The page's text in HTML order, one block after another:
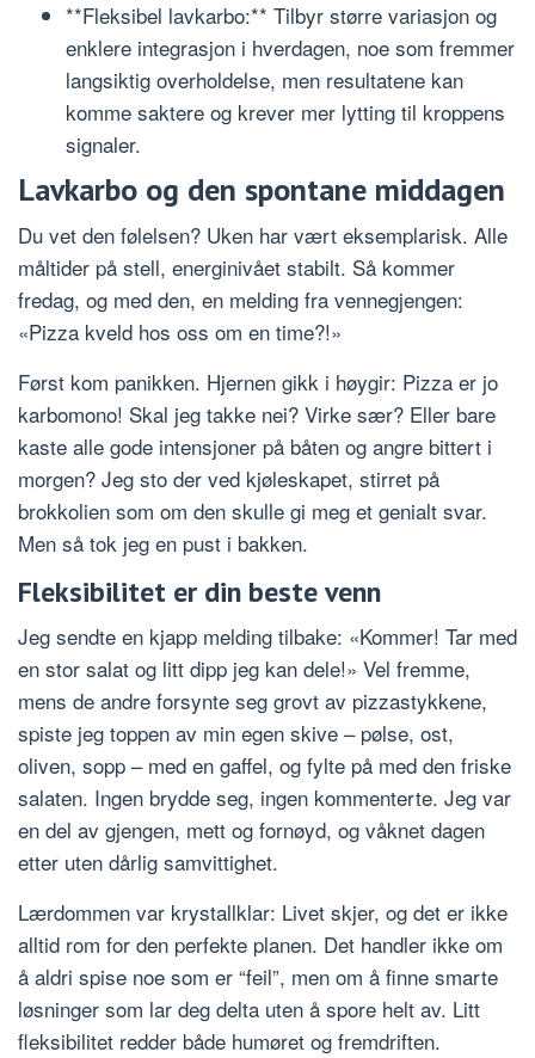
**Fleksibel lavkarbo:** Tilbyr større variasjon og
enklere integrasjon i hverdagen, noe som fremmer
langsiktig overholdelse, men resultatene kan
komme saktere og krever mer lytting til kroppens
signaler.
Lavkarbo og den spontane middagen
Du vet den følelsen? Uken har vært eksemplarisk. Alle
måltider på stell, energinivået stabilt. Så kommer
fredag, og med den, en melding fra vennegjengen:
«Pizza kveld hos oss om en time?!»
Først kom panikken. Hjernen gikk i høygir: Pizza er jo
karbomono! Skal jeg takke nei? Virke sær? Eller bare
kaste alle gode intensjoner på båten og angre bittert i
morgen? Jeg sto der ved kjøleskapet, stirret på
brokkolien som om den skulle gi meg et genialt svar.
Men så tok jeg en pust i bakken.
Fleksibilitet er din beste venn
Jeg sendte en kjapp melding tilbake: «Kommer! Tar med
en stor salat og litt dipp jeg kan dele!» Vel fremme,
mens de andre forsynte seg grovt av pizzastykkene,
spiste jeg toppen av min egen skive – pølse, ost,
oliven, sopp – med en gaffel, og fylte på med den friske
salaten. Ingen brydde seg, ingen kommenterte. Jeg var
en del av gjengen, mett og fornøyd, og våknet dagen
etter uten dårlig samvittighet.
Lærdommen var krystallklar: Livet skjer, og det er ikke
alltid rom for den perfekte planen. Det handler ikke om
å aldri spise noe som er “feil”, men om å finne smarte
løsninger som lar deg delta uten å spore helt av. Litt
fleksibilitet redder både humøret og fremdriften.